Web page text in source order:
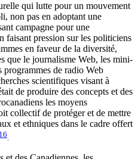
qui lutte pour un mouvement
non pas en adoptant une
campagne pour une
faisant pression sur les politiciens
en faveur de la diversité,
que le journalisme Web, les mini-
programmes de radio Web
scientifiques visant à
de produire des concepts et des
les moyens
collectif de protéger et de mettre
et ethniques dans le cadre offert
16